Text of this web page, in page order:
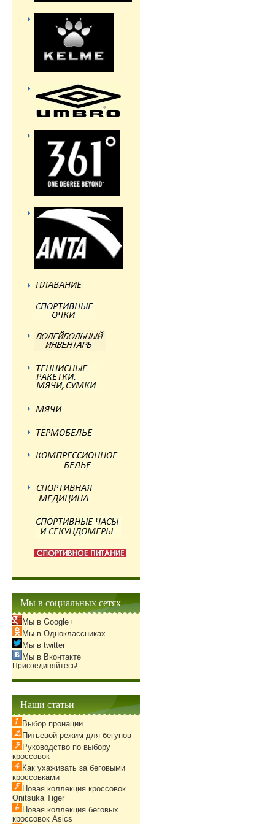
Мы в социальных сетях
Мы в Google+
Мы в Одноклассниках
Мы в twitter
Мы в Вконтакте
Присоединяйтесь!
Наши статьи
Выбор пронации
Питьевой режим для бегунов
Руководство по выбору
кроссовок
Как ухаживать за беговыми
кроссовками
Новая коллекция кроссовок
Onitsuka Tiger
Новая коллекция беговых
кроссовок Asics